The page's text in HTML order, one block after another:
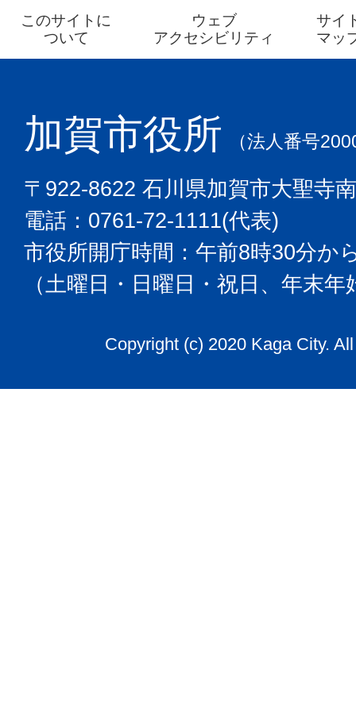
このサイトに
ついて
ウェブ
アクセシビリティ
サイ
マッ
加賀市役所 （法人番号
〒922-8622 石川県加賀市大聖寺
電話：0761-72-1111(代表)
市役所開庁時間：午前8時30分か
（土曜日・日曜日・祝日、年末
Copyright (c) 2020 Kaga City.